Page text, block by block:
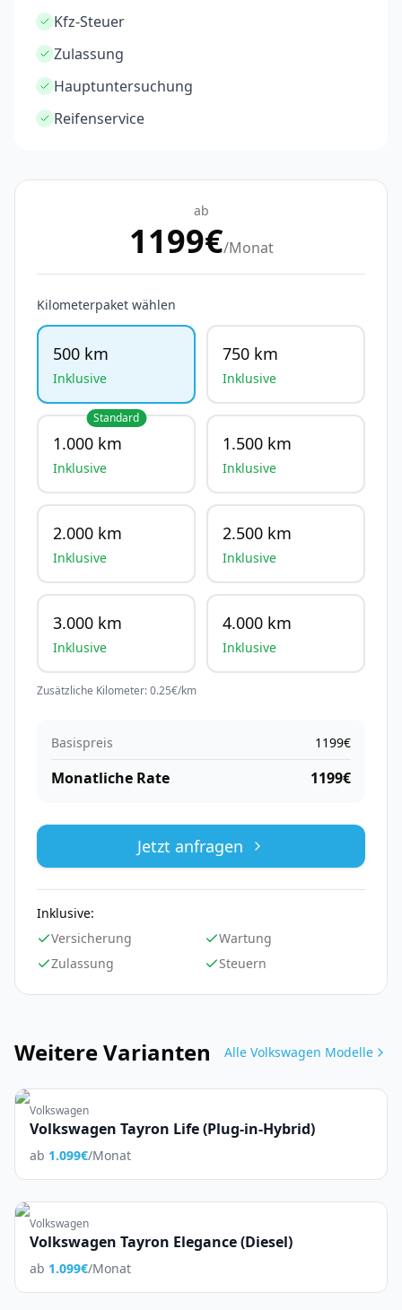
Kfz-Steuer
Zulassung
Hauptuntersuchung
Reifenservice
ab
1199€/Monat
Kilometerpaket wählen
500 km
Inklusive
750 km
Inklusive
Standard
1.000 km
Inklusive
1.500 km
Inklusive
2.000 km
Inklusive
2.500 km
Inklusive
3.000 km
Inklusive
4.000 km
Inklusive
Zusätzliche Kilometer:0.25€/km
Basispreis 1199€
Monatliche Rate 1199€
Jetzt anfragen
Inklusive:
Versicherung
Wartung
Zulassung
Steuern
Weitere Varianten Alle Volkswagen Modelle
Volkswagen
Volkswagen Tayron Life (Plug-in-Hybrid)
ab 1.099€/Monat
Volkswagen
Volkswagen Tayron Elegance (Diesel)
ab 1.099€/Monat